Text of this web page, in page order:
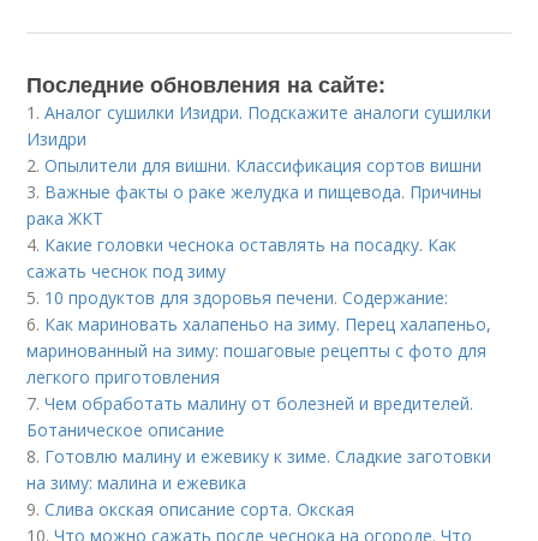
Последние обновления на сайте:
1.Аналог сушилки Изидри. Подскажите аналоги сушилки
Изидри
2.Опылители для вишни. Классификация сортов вишни
3. Важные факты о раке желудка и пищевода. Причины
рака ЖКТ
4. Какие головки чеснока оставлять на посадку. Как
сажать чеснок под зиму
5. 10 продуктов для здоровья печени. Содержание:
6. Как мариновать халапеньо на зиму. Перец халапеньо,
маринованный на зиму: пошаговые рецепты с фото для
легкого приготовления
7.Чем обработать малину от болезней и вредителей.
Ботаническое описание
8. Готовлю малину и ежевику к зиме. Сладкие заготовки
на зиму: малина и ежевика
9.Слива окская описание сорта. Окская
10.Что можно сажать после чеснока на огороде. Что